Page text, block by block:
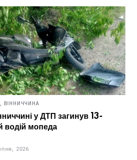
ВІННИЧЧИНА
у ДТП загинув 13-
водій мопеда
2026